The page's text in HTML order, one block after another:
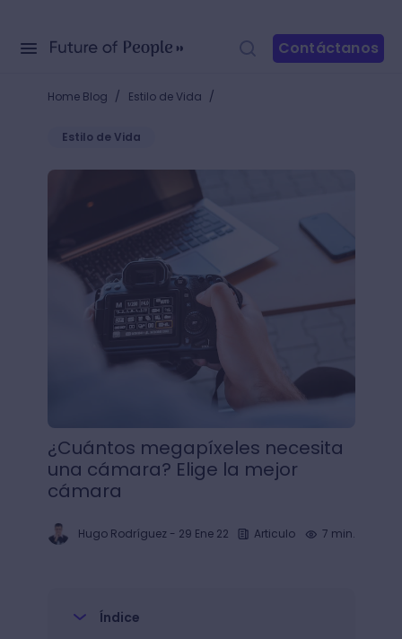
Contáctanos
Home Blog / Estilo de Vida /
Estilo de Vida
¿Cuántos megapíxeles necesita una cámara? Elige
¿Cuántos megapíxeles necesita
una cámara? Elige la mejor
cámara
Hugo Rodríguez- 29 Ene 22 Articulo 7 min.
Índice